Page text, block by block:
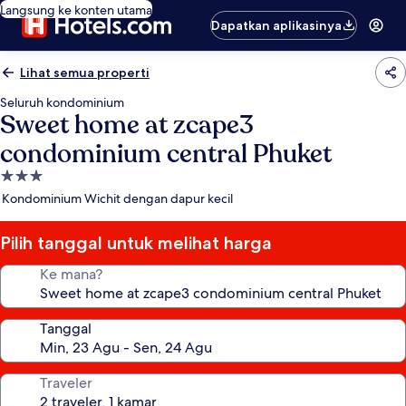
Langsung ke konten utama
Dapatkan aplikasinya
Lihat semua properti
Seluruh kondominium
Sweet home at zcape3
condominium central Phuket
Properti
bintang
Kondominium Wichit dengan dapur kecil
Pilih tanggal untuk melihat harga
Ke mana?
Tanggal
Traveler